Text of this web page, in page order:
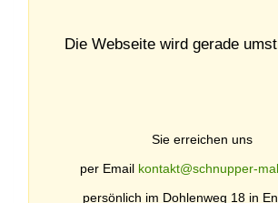
Die Webseite wird gerade
Sie erreichen uns
per Email kontakt@schnupper-
persönlich im Dohlenweg 18 in